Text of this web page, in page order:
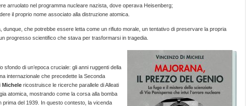
arruolato nel programma nucleare nazista, dove operava Heisenberg;
il proprio nome associato alla distruzione atomica.
dunque, che potrebbe essere letta come un rifiuto morale, un tentativo di preservare la propria
progresso scientifico che stava per trasformarsi in tragedia.
sfondo di un’epoca cruciale: gli anni ruggenti della
internazionale che precedette la Seconda
Michele ricostruisce le ricerche parallele di Alleati
atomica, mostrando come la corsa alla bomba
prima del 1939. In questo contesto, la vicenda